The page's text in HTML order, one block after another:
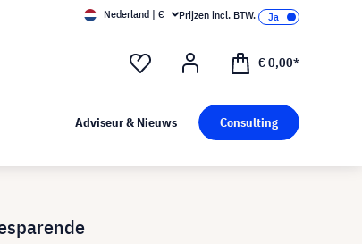
Nederland | € Prijzen incl. BTW.
€ 0,00*
Adviseur & Nieuws Consulting